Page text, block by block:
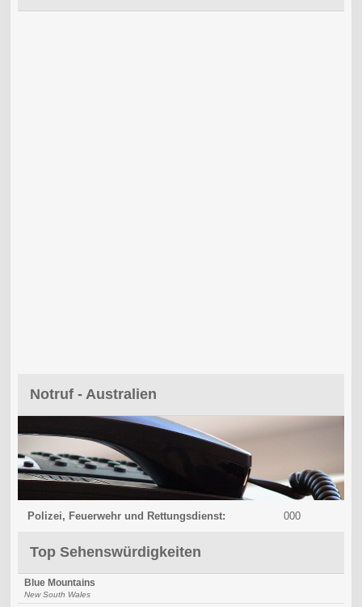
Notruf - Australien
Polizei, Feuerwehr und Rettungsdienst: 000
Top Sehenswürdigkeiten
Blue Mountains
New South Wales